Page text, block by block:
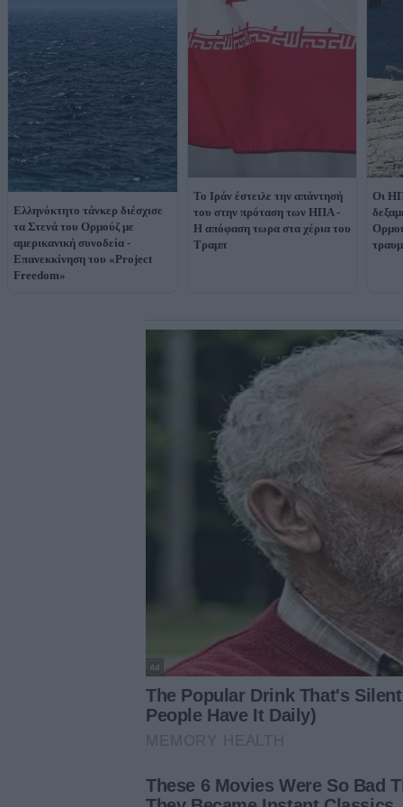
Ελληνόκτητο τάνκερ διέσχισε
τα Στενά του Ορμούζ με
αμερικανική συνοδεία -
Επανεκκίνηση του «Project
Freedom»
Το Ιράν έστειλε την απάντησή
του στην πρόταση των ΗΠΑ -
Η απόφαση τωρα στα χέρια του
Τραμπ
Οι